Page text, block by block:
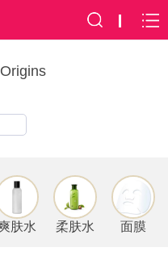
肤水 柔肤水 面膜